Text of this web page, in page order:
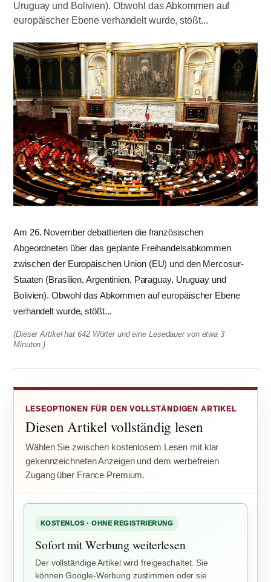
Uruguay und Bolivien). Obwohl das Abkommen auf
europäischer Ebene verhandelt wurde, stößt...
Am 26. November debattierten die französischen
Abgeordneten über das geplante Freihandelsabkommen
zwischen der Europäischen Union (EU) und den Mercosur-
Staaten (Brasilien, Argentinien, Paraguay, Uruguay und
Bolivien). Obwohl das Abkommen auf europäischer Ebene
verhandelt wurde, stößt...
(Dieser Artikel hat 642 Wörter und eine Lesedauer von etwa 3
Minuten.)
LESEOPTIONEN FÜR DEN VOLLSTÄNDIGEN ARTIKEL
Diesen Artikel vollständig lesen
Wählen Sie zwischen kostenlosem Lesen mit klar
gekennzeichneten Anzeigen und dem werbefreien
Zugang über France Premium.
KOSTENLOS · OHNE REGISTRIERUNG
Sofort mit Werbung weiterlesen
Der vollständige Artikel wird freigeschaltet. Sie
können Google-Werbung zustimmen oder sie